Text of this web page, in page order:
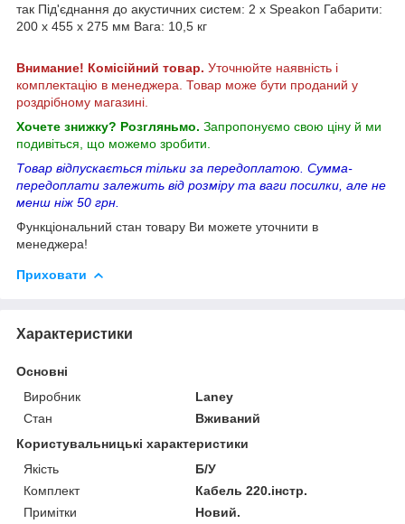
так Під'єднання до акустичних систем: 2 х Speakon Габарити:
200 x 455 x 275 мм Вага: 10,5 кг
Внимание! Комісійний товар. Уточнюйте наявність і
комплектацію в менеджера. Товар може бути проданий у
роздрібному магазині.
Хочете знижку? Розгляньмо. Запропонуємо свою ціну й ми
подивіться, що можемо зробити.
Товар відпускається тільки за передоплатою. Сумма-
передоплати залежить від розміру та ваги посилки, але не
менш ніж 50 грн.
Функціональний стан товару Ви можете уточнити в
менеджера!
Приховати
Характеристики
Основні
Виробник
Laney
Стан
Вживаний
Користувальницькі характеристики
Якість
Б/У
Комплект
Кабель 220.інстр.
Примітки
Новий.